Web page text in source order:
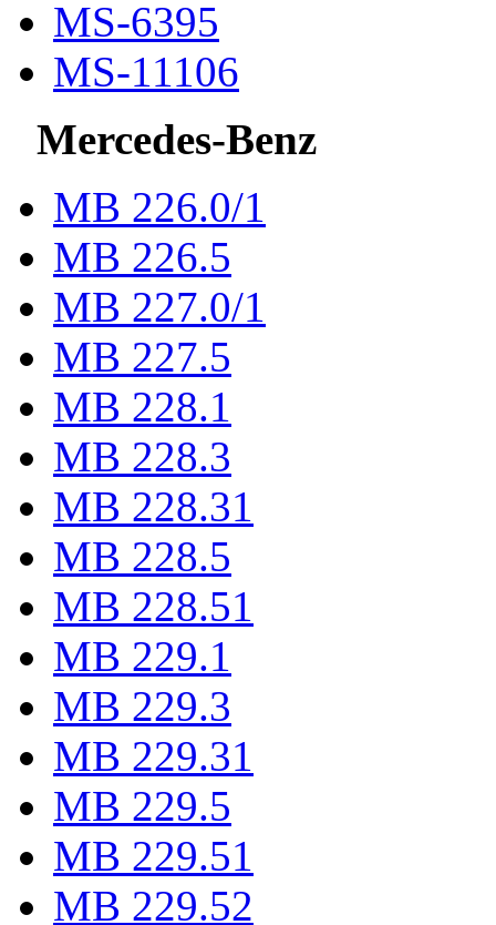
MS-6395
MS-11106
Mercedes-Benz
МВ 226.0/1
МВ 226.5
МВ 227.0/1
МВ 227.5
MB 228.1
MB 228.3
MB 228.31
MB 228.5
MB 228.51
MB 229.1
MB 229.3
MB 229.31
MB 229.5
MB 229.51
MB 229.52